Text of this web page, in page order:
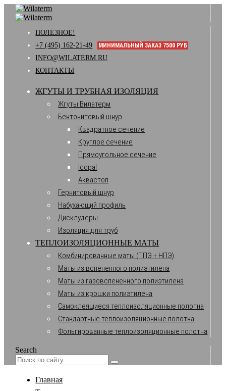
ПОЛЕЗНОЕ!
+7 (495) 162-21-49
МИНИМАЛЬНЫЙ ЗАКАЗ 7500 РУБ
INFO@WILATERM.RU
КОНТАКТЫ
ЖГУТЫ И ТРУБНАЯ ИЗОЛЯЦИЯ
Жгуты Вилатерм
Бентонитовый шнур
Квадратное сечение
Круглое сечение
Прямоугольное сечение
Icopal
Аквастоп
Гернитовый шнур
Набухающий профиль
Дисклудеры
Изоляция для труб
ТЕПЛОИЗОЛЯЦИОННЫЕ МАТЫ
Комбинированные маты (ППЭ + НПЭ)
Маты из вспененного полиэтилена
Маты из газовспененного полиэтилена
Маты из крошки полиэтилена
Самоклеящиеся теплоизоляционные полотна
Стандартные теплоизоляционные полотна
Фольгированные теплоизоляционные полотна
Search
Главная